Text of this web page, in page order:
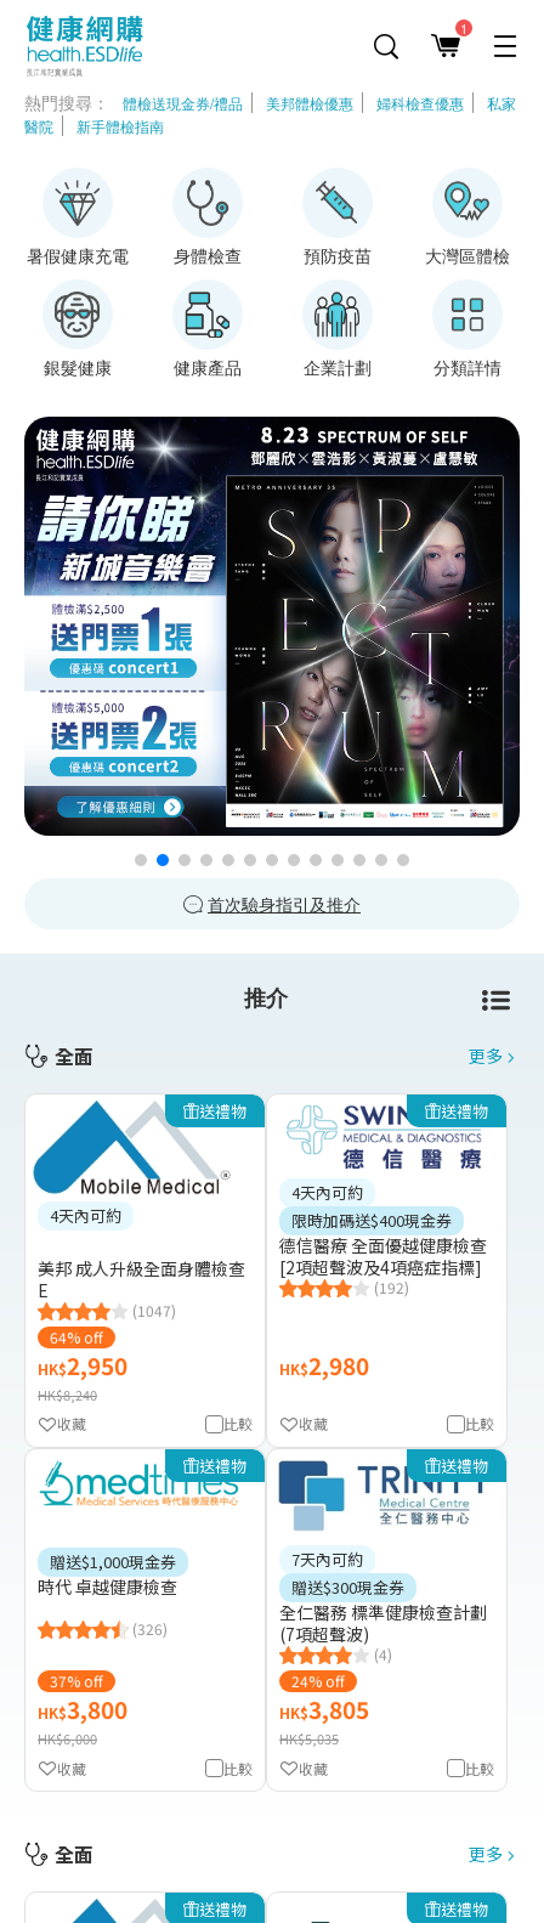
1
身體檢查 預防疫苗 大灣區體檢 寵物健
熱門搜尋： 體檢送現金券/禮品 美邦體檢優惠 婦科檢查優惠
私家
醫院
新手體檢指南
暑假健康充電 身體檢查 預防疫苗 大灣區體檢
銀髮健康 健康產品 企業計劃 分類詳情
首次驗身指引及推介
推介
全面 更多
送禮物
4天內可約
美邦 成人升級全面身體檢查
E
(1047)
64% off
HK$2,950
HK$8,240
比較
收藏
送禮物
4天內可約
限時加碼送$400現金券
德信醫療 全面優越健康檢查
[2項超聲波及4項癌症指標]
(192)
HK$2,980
比較
收藏
送禮物
贈送$1,000現金券
時代 卓越健康檢查
(326)
37% off
HK$3,800
HK$6,000
比較
收藏
送禮物
7天內可約
贈送$300現金券
全仁醫務 標準健康檢查計劃
(7項超聲波)
(4)
24% off
HK$3,805
HK$5,035
比較
收藏
全面 更多
送禮物 送禮物